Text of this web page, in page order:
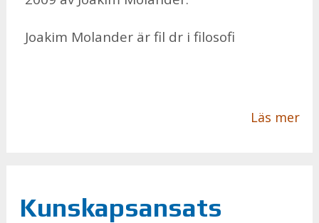
Jo­a­kim Mo­lan­der är fil dr i fi­lo­so­fi
Läs mer
Kunskapsansats